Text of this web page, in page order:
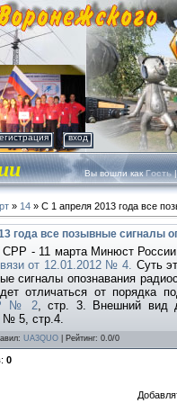
вход
Вы вошли какГость|
» 14 » С 1 апреля 2013 года все
года все позывные сигналы
СРР - 11 марта Минюст России
от 12.01.2012 № 4.
Суть
сигналы опознавания
отличаться от порядка
№ 2, стр. 3. Внешний вид
5, стр.4.
: UA3QUO Рейтинг: 0.0/0
: 0